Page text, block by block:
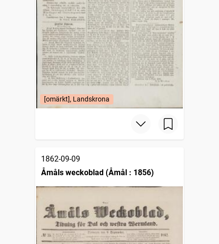
[omärkt], Landskrona
1862-09-09
Åmåls weckoblad (Åmål : 1856)